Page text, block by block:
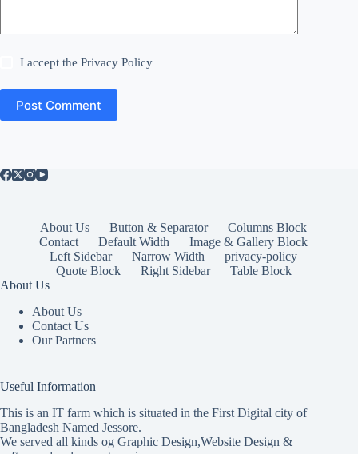
I accept thePrivacy Policy
Post Comment
About Us Button & Separator
Columns Block
Contact
Default Width
Image & Gallery Block
Left Sidebar
Narrow Width
privacy-policy
Quote Block
Right Sidebar
Table Block
About Us
About Us
Contact Us
Our Partners
Useful Information
This is an IT farm which is situated in the First Digital city of
Bangladesh Named Jessore.
We served all kinds og Graphic Design,Website Design &